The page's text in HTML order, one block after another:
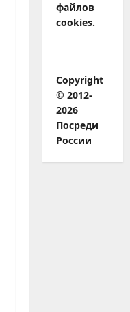
файлов
cookies.
Copyright
© 2012-
2026
Посреди
России